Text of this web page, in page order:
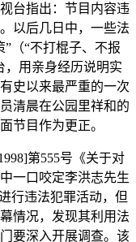
台指出：节目内容违
以后几日中，一些法
（“不打棍子、不报
，用亲身经历说明实
史以来最严重的一次
清晨在公园里祥和的
节目作为更正。
第555号《关于对
一口咬定李洪志先生
行违法犯罪活动，但
情况，发现其利用法
要深入开展调查。该